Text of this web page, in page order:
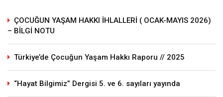
ÇOCUĞUN YAŞAM HAKKI İHLALLERİ ( OCAK-MAYIS 2026)
– BİLGİ NOTU
Türkiye’de Çocuğun Yaşam Hakkı Raporu // 2025
“Hayat Bilgimiz” Dergisi 5. ve 6. sayıları yayında